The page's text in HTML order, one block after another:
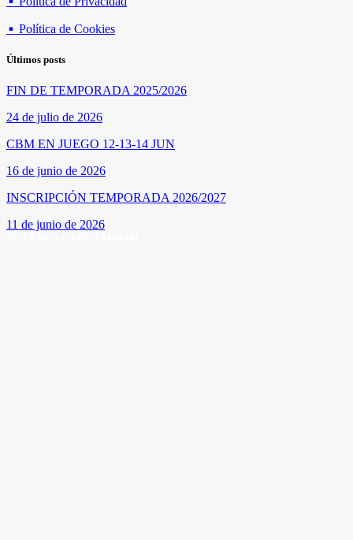
Política de Cookies
Últimos posts
FIN DE TEMPORADA 2025/2026
24 de julio de 2026
CBM EN JUEGO 12-13-14 JUN
16 de junio de 2026
INSCRIPCIÓN TEMPORADA 2026/2027
11 de junio de 2026